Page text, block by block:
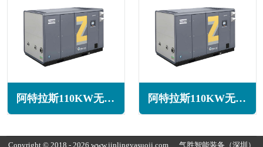
阿特拉斯110KW无油旋齿空压机ZT110系列 阿特拉斯110KW无油旋齿空压机ZR100系列
Copyright © 2018 - 2026 www.jinlingyasuoji.com
气胜智能装备（深圳）